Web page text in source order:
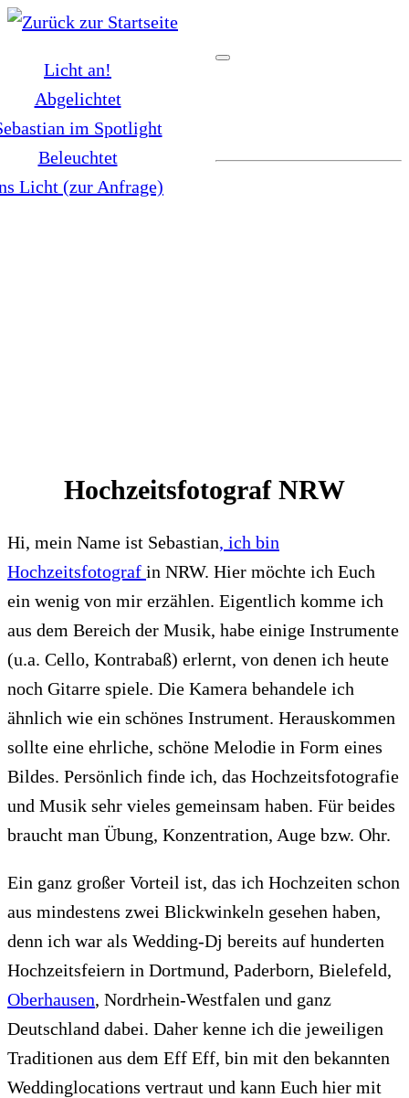
Zum
springenLicht an!
Abgelichtet
im Spotlight
Beleuchtet
Licht (zur Anfrage)
Hochzeitsfotograf NRW
Hi, mein Name ist Sebastian, ich bin
Hochzeitsfotograf in NRW. Hier möchte ich Euch
ein wenig von mir erzählen. Eigentlich komme ich
aus dem Bereich der Musik, habe einige Instrumente
(u.a. Cello, Kontrabaß) erlernt, von denen ich heute
noch Gitarre spiele. Die Kamera behandele ich
ähnlich wie ein schönes Instrument. Herauskommen
sollte eine ehrliche, schöne Melodie in Form eines
Bildes. Persönlich finde ich, das Hochzeitsfotografie
und Musik sehr vieles gemeinsam haben. Für beides
braucht man Übung, Konzentration, Auge bzw. Ohr.
Ein ganz großer Vorteil ist, das ich Hochzeiten schon
aus mindestens zwei Blickwinkeln gesehen haben,
denn ich war als Wedding-Dj bereits auf hunderten
Hochzeitsfeiern in Dortmund, Paderborn, Bielefeld,
Oberhausen, Nordrhein-Westfalen und ganz
Deutschland dabei. Daher kenne ich die jeweiligen
Traditionen aus dem Eff Eff, bin mit den bekannten
Weddinglocations vertraut und kann Euch hier mit